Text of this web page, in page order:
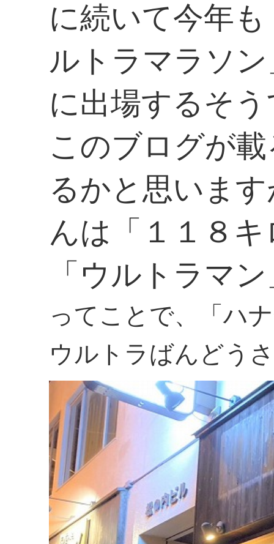
に続いて今年
ルトラマラソ
に出場するそ
このブログが
るかと思いま
んは「１１８
「ウルトラマ
ってことで、「ハ
ウルトラばんどう